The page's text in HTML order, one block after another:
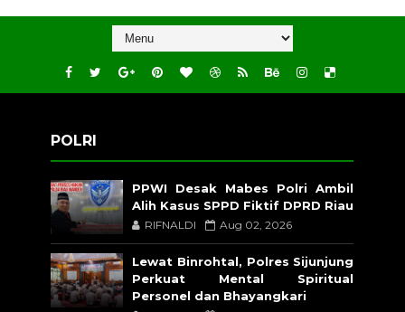
POLRI
PPWI Desak Mabes Polri Ambil
Alih Kasus SPPD Fiktif DPRD Riau
RIFNALDI Aug 02, 2026
Lewat Binrohtal, Polres Sijunjung
Perkuat Mental Spiritual
Personel dan Bhayangkari